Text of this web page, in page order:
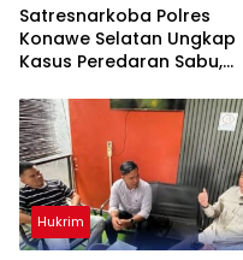
Satresnarkoba Polres
Konawe Selatan Ungkap
Kasus Peredaran Sabu,
Diamankan
Hukrim